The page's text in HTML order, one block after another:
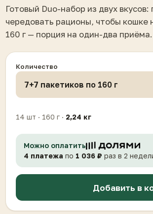
Готовый Duo-набор из двух
чередовать рационы, чтобы кошке
160 г — порция на один-два приёма.
Количество
14 шт · 160 г · 2,24 кг
Можно оплатить
4 платежа по 1 036 ₽ раз в 2
Добавить в